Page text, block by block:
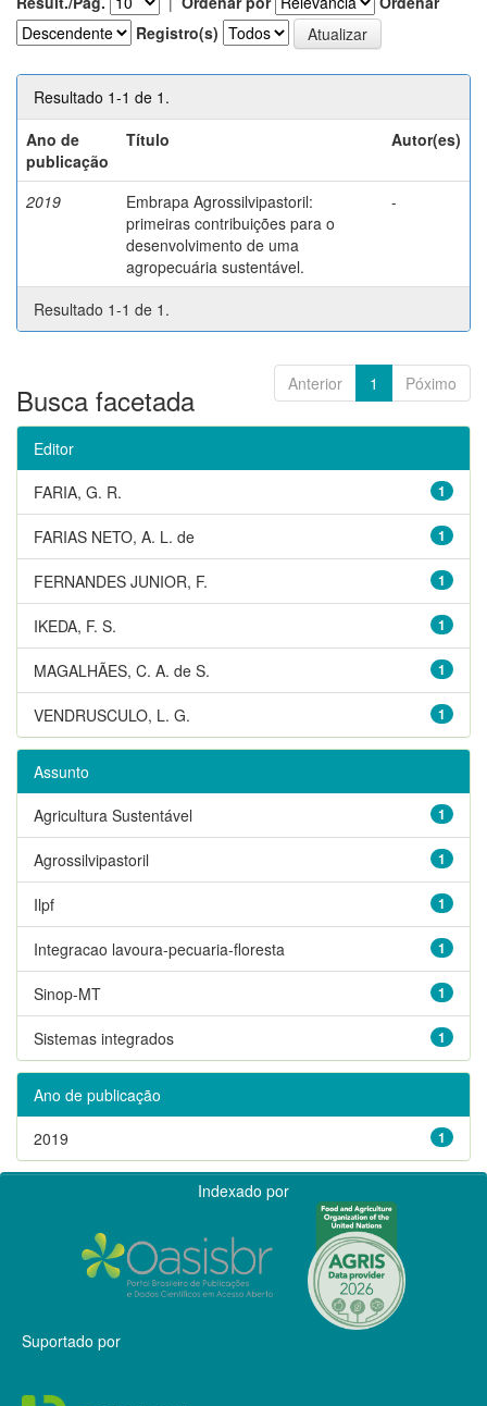
Registro(s)
Resultado 1-1 de 1.
Ano de
publicação
Título Autor(es)
2019
Embrapa Agrossilvipastoril:
primeiras contribuições para o
desenvolvimento de uma
agropecuária sustentável.
-
Resultado 1-1 de 1.
Anterior 1 Póximo
Busca facetada
Editor
1
FARIA, G. R.
1
FARIAS NETO, A. L. de
1
FERNANDES JUNIOR, F.
1
IKEDA, F. S.
1
MAGALHÃES, C. A. de S.
1
VENDRUSCULO, L. G.
Assunto
1
Agricultura Sustentável
1
Agrossilvipastoril
1
Ilpf
1
Integracao lavoura-pecuaria-floresta
1
Sinop-MT
1
Sistemas integrados
Ano de publicação
1
2019
Indexado por
Suportado por